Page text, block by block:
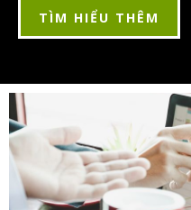
TÌM HIỂU THÊM